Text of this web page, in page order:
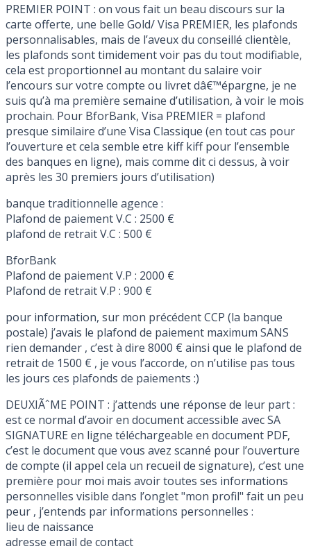
PREMIER POINT : on vous fait un beau discours sur la
carte offerte, une belle Gold/ Visa PREMIER, les plafonds
personnalisables, mais de l’aveux du conseillé clientèle,
les plafonds sont timidement voir pas du tout modifiable,
cela est proportionnel au montant du salaire voir
l’encours sur votre compte ou livret dâ€™épargne, je ne
suis qu’à ma première semaine d’utilisation, à voir le mois
prochain. Pour BforBank, Visa PREMIER = plafond
presque similaire d’une Visa Classique (en tout cas pour
l’ouverture et cela semble etre kiff kiff pour l’ensemble
des banques en ligne), mais comme dit ci dessus, à voir
après les 30 premiers jours d’utilisation)
banque traditionnelle agence :
Plafond de paiement V.C : 2500 €
plafond de retrait V.C : 500 €
BforBank
Plafond de paiement V.P : 2000 €
Plafond de retrait V.P : 900 €
pour information, sur mon précédent CCP (la banque
postale) j’avais le plafond de paiement maximum SANS
rien demander , c’est à dire 8000 € ainsi que le plafond de
retrait de 1500 € , je vous l’accorde, on n’utilise pas tous
les jours ces plafonds de paiements :)
DEUXIÃˆME POINT : j’attends une réponse de leur part :
est ce normal d’avoir en document accessible avec SA
SIGNATURE en ligne téléchargeable en document PDF,
c’est le document que vous avez scanné pour l’ouverture
de compte (il appel cela un recueil de signature), c’est une
première pour moi mais avoir toutes ses informations
personnelles visible dans l’onglet "mon profil" fait un peu
peur , j’entends par informations personnelles :
lieu de naissance
adresse email de contact